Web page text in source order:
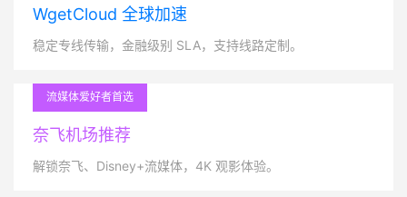
WgetCloud 全球加速
稳定专线传输，金融级别 SLA，支持线路定制。
流媒体爱好者首选
奈飞机场推荐
解锁奈飞、Disney+流媒体，4K 观影体验。